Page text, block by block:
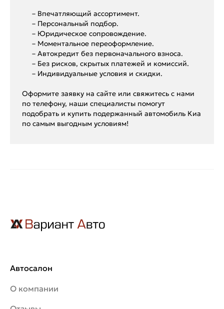
– Впечатляющий ассортимент.
– Персональный подбор.
– Юридическое сопровождение.
– Моментальное переоформление.
– Автокредит без первоначального взноса.
– Без рисков, скрытых платежей и комиссий.
– Индивидуальные условия и скидки.
Оформите заявку на сайте или свяжитесь с нами
по телефону, наши специалисты помогут
подобрать и купить подержанный автомобиль Киа
по самым выгодным условиям!
Автосалон
О компании